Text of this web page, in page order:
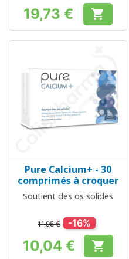
Prix
19,73 € 
Pure Calcium+ - 30
comprimés à croquer
Soutient des os solides
11,95 € -16%
Prix
10,04 € 